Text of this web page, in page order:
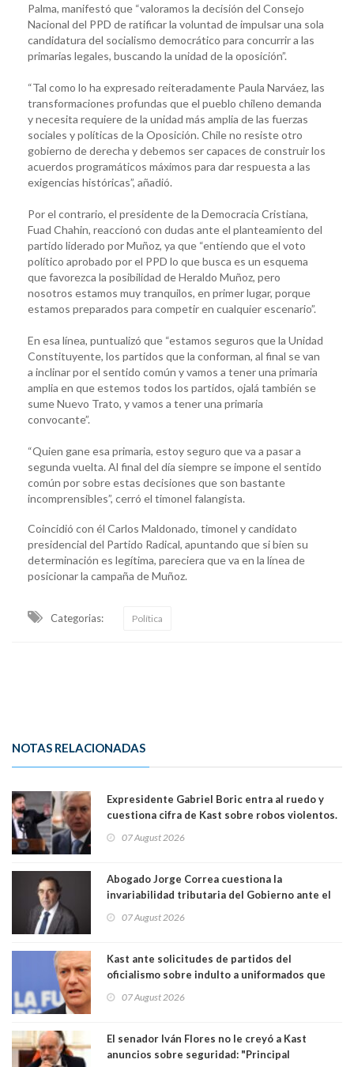
Palma, manifestó que “valoramos la decisión del Consejo
Nacional del PPD de ratificar la voluntad de impulsar una sola
candidatura del socialismo democrático para concurrir a las
primarias legales, buscando la unidad de la oposición”.
“Tal como lo ha expresado reiteradamente Paula Narváez, las
transformaciones profundas que el pueblo chileno demanda
y necesita requiere de la unidad más amplia de las fuerzas
sociales y políticas de la Oposición. Chile no resiste otro
gobierno de derecha y debemos ser capaces de construir los
acuerdos programáticos máximos para dar respuesta a las
exigencias históricas”, añadió.
Por el contrario, el presidente de la Democracia Cristiana,
Fuad Chahin, reaccionó con dudas ante el planteamiento del
partido liderado por Muñoz, ya que “entiendo que el voto
político aprobado por el PPD lo que busca es un esquema
que favorezca la posibilidad de Heraldo Muñoz, pero
nosotros estamos muy tranquilos, en primer lugar, porque
estamos preparados para competir en cualquier escenario”.
En esa línea, puntualizó que “estamos seguros que la Unidad
Constituyente, los partidos que la conforman, al final se van
a inclinar por el sentido común y vamos a tener una primaria
amplia en que estemos todos los partidos, ojalá también se
sume Nuevo Trato, y vamos a tener una primaria
convocante”.
“Quien gane esa primaria, estoy seguro que va a pasar a
segunda vuelta. Al final del día siempre se impone el sentido
común por sobre estas decisiones que son bastante
incomprensibles”, cerró el timonel falangista.
Coincidió con él Carlos Maldonado, timonel y candidato
presidencial del Partido Radical, apuntando que si bien su
determinación es legítima, pareciera que va en la línea de
posicionar la campaña de Muñoz.
Categorias: Política
NOTAS RELACIONADAS
Expresidente Gabriel Boric entra al ruedo y
cuestiona cifra de Kast sobre robos violentos.
07 August 2026
Abogado Jorge Correa cuestiona la
invariabilidad tributaria del Gobierno ante el
democracia” y "defendemos la alternancia en el
07 August 2026
Kast ante solicitudes de partidos del
oficialismo sobre indulto a uniformados que
07 August 2026
El senador Iván Flores no le creyó a Kast
anuncios sobre seguridad: "Principal